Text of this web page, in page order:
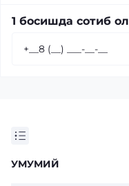
1 босишда сотиб
УМУМИЙ